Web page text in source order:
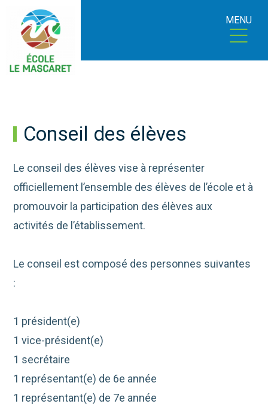
MENU
Conseil des élèves
Le conseil des élèves vise à représenter
officiellement l’ensemble des élèves de l’école et à
promouvoir la participation des élèves aux
activités de l’établissement.
Le conseil est composé des personnes suivantes
:
1 président(e)
1 vice-président(e)
1 secrétaire
1 représentant(e) de 6e année
1 représentant(e) de 7e année